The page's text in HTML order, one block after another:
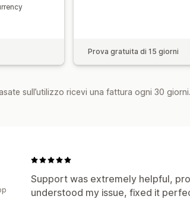
Prova gratuita di 15 giorni
sull’utilizzo ricevi una fattura ogni 30 giorni.
Support was extremely helpful,
understood my issue, fixed it